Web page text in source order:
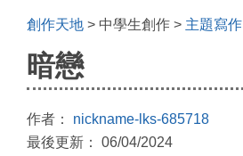
創作天地 > 中學生創作 > 主題寫作
暗戀
作者： nickname-lks-685718
最後更新： 06/04/2024